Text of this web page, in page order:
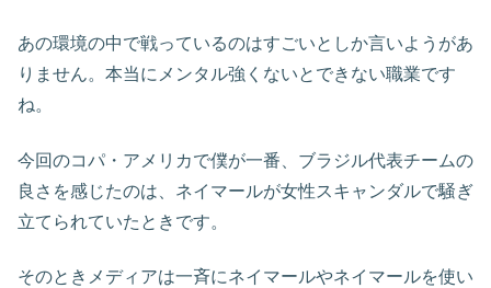
あの環境の中で戦っているのはすごいとしか言いようがあ
りません。本当にメンタル強くないとできない職業です
ね。
今回のコパ・アメリカで僕が一番、ブラジル代表チームの
良さを感じたのは、ネイマールが女性スキャンダルで騒ぎ
立てられていたときです。
そのときメディアは一斉にネイマールやネイマールを使い